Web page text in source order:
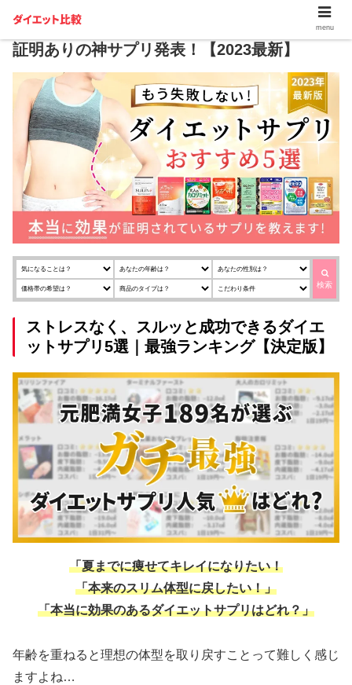
ダイエットサプリおすすめ５選｜本当に効果
証明ありの神サプリ発表！【2023最新】
検索
ストレスなく、スルッと成功できるダイエ
ットサプリ5選｜最強ランキング【決定版】
「夏までに痩せてキレイになりたい！
「本来のスリム体型に戻したい！」
「本当に効果のあるダイエットサプリはどれ？」
年齢を重ねると理想の体型を取り戻すことって難しく感じ
ますよね…
menu